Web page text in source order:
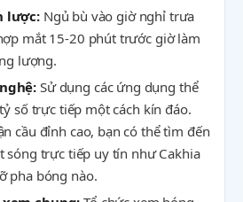
lược: Ngủ bù vào giờ nghỉ trưa
mắt 15-20 phút trước giờ làm
lượng.
Sử dụng các ứng dụng thể
số trực tiếp một cách kín đáo.
cầu đỉnh cao, bạn có thể tìm đến
sóng trực tiếp uy tín như Cakhia
pha bóng nào.